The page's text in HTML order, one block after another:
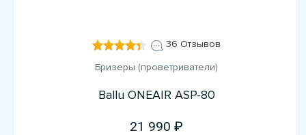
36 Отзывов
Бризеры (проветриватели)
Ballu ONEAIR ASP-80
21 990